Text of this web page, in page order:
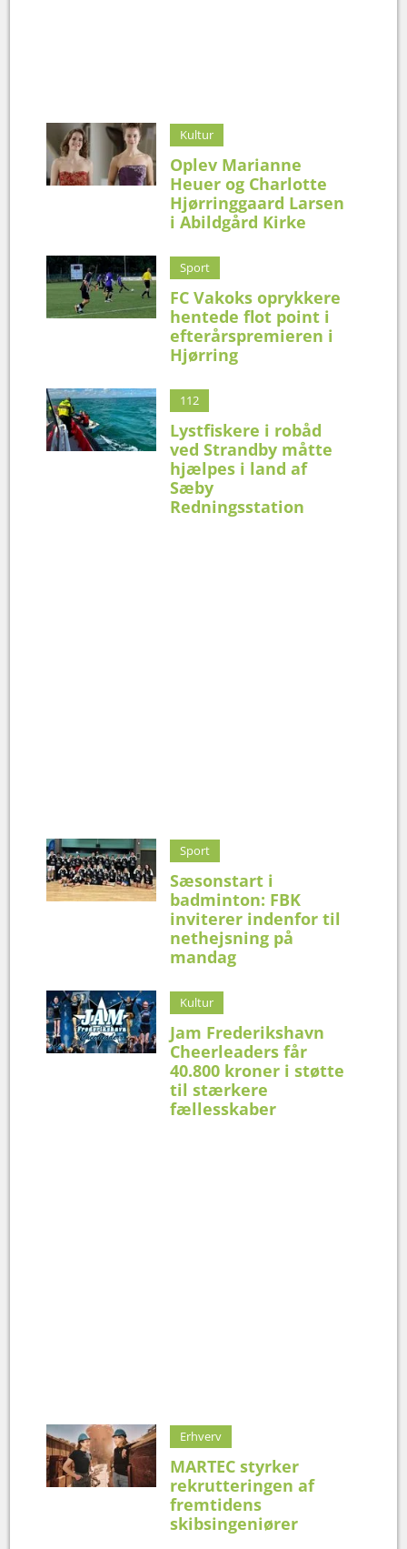
Kultur
Oplev Marianne
Heuer og Charlotte
Hjørringgaard Larsen
i Abildgård Kirke
Sport
FC Vakoks oprykkere
hentede flot point i
efterårspremieren i
Hjørring
112
Lystfiskere i robåd
ved Strandby måtte
hjælpes i land af
Sæby
Redningsstation
Sport
Sæsonstart i
badminton: FBK
inviterer indenfor til
nethejsning på
mandag
Kultur
Jam Frederikshavn
Cheerleaders får
40.800 kroner i støtte
til stærkere
fællesskaber
Erhverv
MARTEC styrker
rekrutteringen af
fremtidens
skibsingeniører